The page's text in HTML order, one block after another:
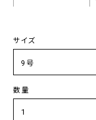
サイズ
数量